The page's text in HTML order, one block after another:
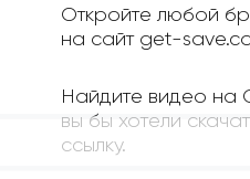
Откройте любой
на сайт get-
Найдите видео на
вы бы хотели
ссылку.